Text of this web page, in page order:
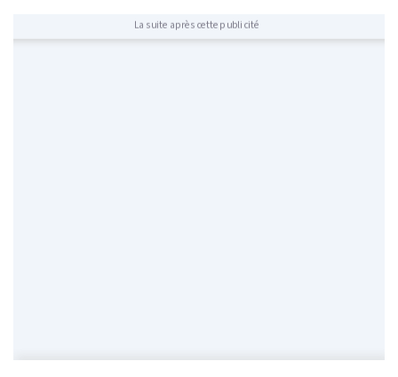
La suite après cette publicité